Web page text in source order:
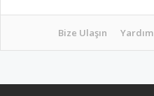
Bize Ulaşın Yardım